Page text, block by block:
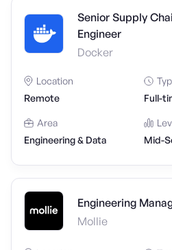
Senior Supply
Engineer
Docker
Location
Remote
Full-
Area
Engineering & Data
Mid-
Engineering
Mollie